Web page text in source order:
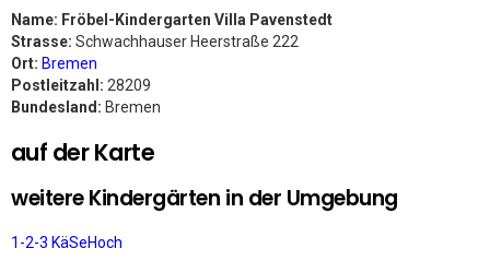
Name: Fröbel-Kindergarten Villa Pavenstedt
Strasse: Schwachhauser Heerstraße 222
Ort: Bremen
Postleitzahl: 28209
Bundesland: Bremen
auf der Karte
weitere Kindergärten in der Umgebung
1-2-3 KäSeHoch